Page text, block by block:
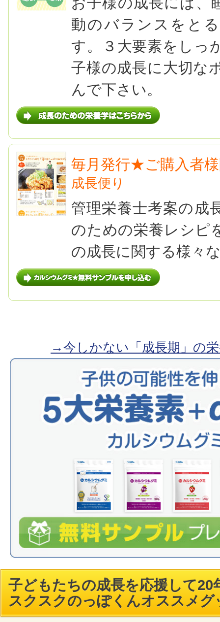
動のバランスをと
す。３大要素をしっ
子様の成長に大切な
んで下さい。
毎月発行★ご購入者
成長便り
管理栄養士考案の成
のための栄養レシピ
の成長に関する様々
→今しかない「成長期」の
子どもたちの成長を応援して20
スクスクのっぽくんオススメグ